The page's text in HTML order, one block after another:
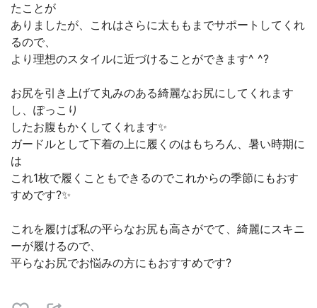
たことが
ありましたが、これはさらに太ももまでサポートしてくれ
るので、
より理想のスタイルに近づけることができます^ ^?
お尻を引き上げて丸みのある綺麗なお尻にしてくれます
し、ぽっこり
したお腹もかくしてくれます✨
ガードルとして下着の上に履くのはもちろん、暑い時期に
は
これ1枚で履くこともできるのでこれからの季節にもおす
すめです?✨
これを履けば私の平らなお尻も高さがでて、綺麗にスキニ
ーが履けるので、
平らなお尻でお悩みの方にもおすすめです?